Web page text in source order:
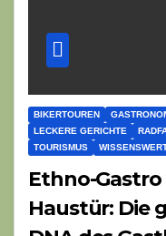
BIKERTOUREN
LECKERE GERICHTE
TOURISMUS
Ethno-
Haustür: Die